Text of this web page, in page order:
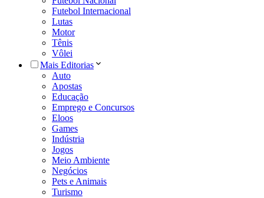
Futebol Internacional
Lutas
Motor
Tênis
Vôlei
Mais Editorias
Auto
Apostas
Educação
Emprego e Concursos
Eloos
Games
Indústria
Jogos
Meio Ambiente
Negócios
Pets e Animais
Turismo